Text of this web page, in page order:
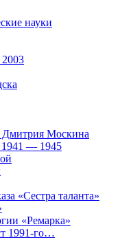
науки
Дмитрия Москина
1941 — 1945
«Сестра таланта»
«Ремарка»
1991-го…